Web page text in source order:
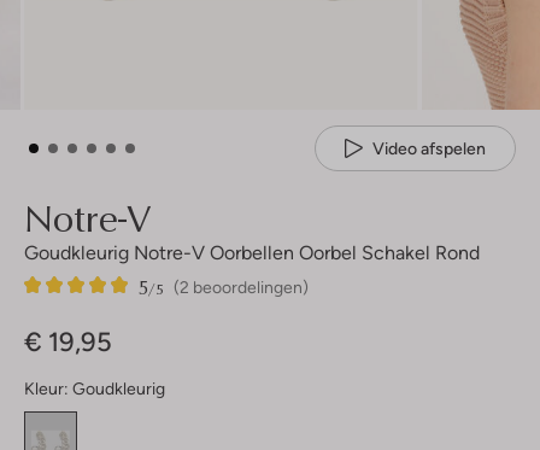
Video afspelen
Notre-V
Goudkleurig Notre-V Oorbellen Oorbel Schakel Rond
(2 beoordelingen)
5/5
2
5
€ 19,95
Kleur: Goudkleurig